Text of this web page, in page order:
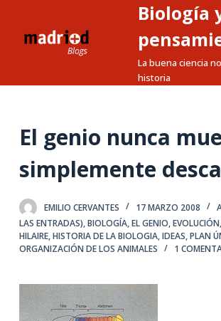
a
n
e
n
o
Biología
La buena ciencia
historia
El genio nunca
simplemente
EMILIO CERVANTES 17 MARZO 2008
LAS ENTRADAS),BIOLOGÍA,EL GENIO,EVOLUCIÓN,
HILAIRE,HISTORIA DE LA BIOLOGIA,IDEAS,PLAN
ORGANIZACIÓN DE LOS ANIMALES
1